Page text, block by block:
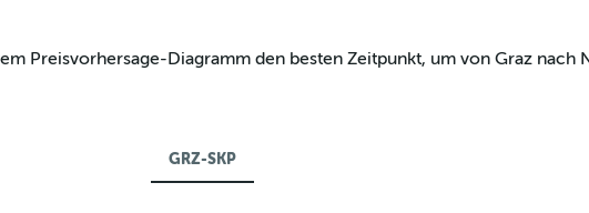
Preisvorhersage-Diagramm den besten Zeitpunkt, um von Graz nach
GRZ-SKP